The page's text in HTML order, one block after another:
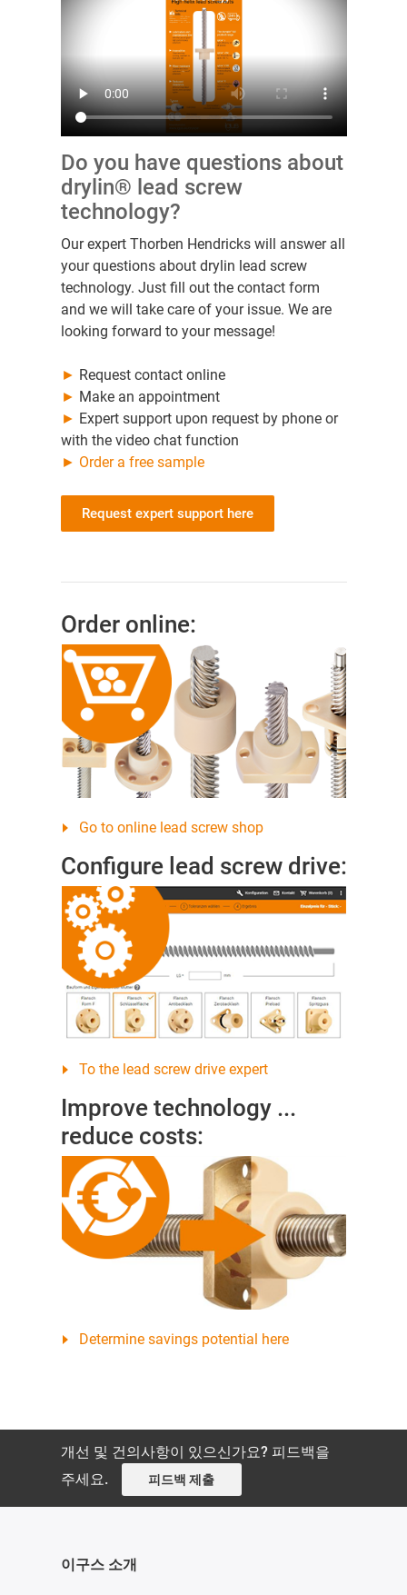
Do you have questions about
drylin® lead screw
technology?
Our expert Thorben Hendricks will answer all
your questions about drylin lead screw
technology. Just fill out the contact form
and we will take care of your issue. We are
looking forward to your message!
► Request contact online
► Make an appointment
► Expert support upon request by phone or
with the video chat function
► Order a free sample
Request expert support here
Order online:
Go to online lead screw shop
Configure lead screw drive:
To the lead screw drive expert
Improve technology ...
reduce costs:
Determine savings potential here
개선 및 건의사항이 있으신가요? 피드백을
주세요.
피드백 제출
이구스 소개